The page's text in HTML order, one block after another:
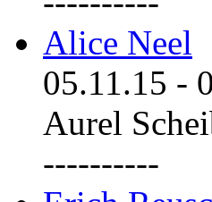
Alice Neel
05.11.15 -
Aurel
----------